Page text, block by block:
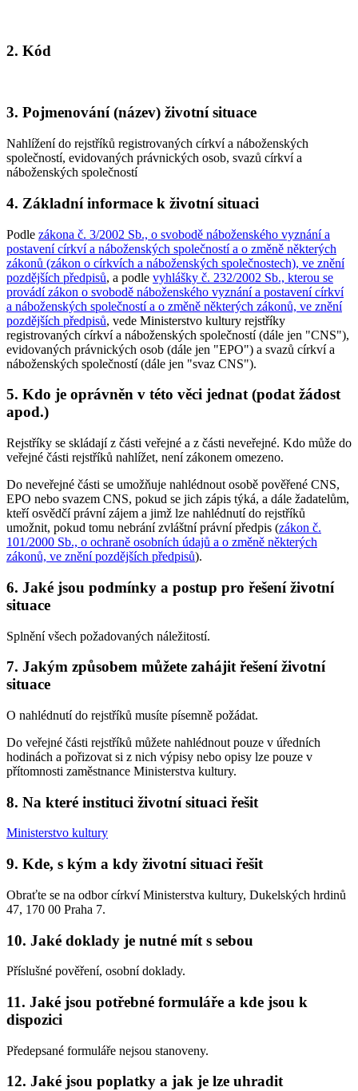
2. Kód
3. Pojmenování (název) životní situace
Nahlížení do rejstříků registrovaných církví a náboženských
společností, evidovaných právnických osob, svazů církví a
náboženských společností
4. Základní informace k životní situaci
Podle zákona č. 3/2002 Sb., o svobodě náboženského vyznání a
postavení církví a náboženských společností a o změně některých
zákonů (zákon o církvích a náboženských společnostech), ve znění
pozdějších předpisů, a podle vyhlášky č. 232/2002 Sb., kterou se
provádí zákon o svobodě náboženského vyznání a postavení církví
a náboženských společností a o změně některých zákonů, ve znění
pozdějších předpisů, vede Ministerstvo kultury rejstříky
registrovaných církví a náboženských společností (dále jen "CNS"),
evidovaných právnických osob (dále jen "EPO") a svazů církví a
náboženských společností (dále jen "svaz CNS").
5. Kdo je oprávněn v této věci jednat (podat žádost
apod.)
Rejstříky se skládají z části veřejné a z části neveřejné. Kdo může do
veřejné části rejstříků nahlížet, není zákonem omezeno.
Do neveřejné části se umožňuje nahlédnout osobě pověřené CNS,
EPO nebo svazem CNS, pokud se jich zápis týká, a dále žadatelům,
kteří osvědčí právní zájem a jimž lze nahlédnutí do rejstříků
umožnit, pokud tomu nebrání zvláštní právní předpis (zákon č.
101/2000 Sb., o ochraně osobních údajů a o změně některých
zákonů, ve znění pozdějších předpisů).
6. Jaké jsou podmínky a postup pro řešení životní
situace
Splnění všech požadovaných náležitostí.
7. Jakým způsobem můžete zahájit řešení životní
situace
O nahlédnutí do rejstříků musíte písemně požádat.
Do veřejné části rejstříků můžete nahlédnout pouze v úředních
hodinách a pořizovat si z nich výpisy nebo opisy lze pouze v
přítomnosti zaměstnance Ministerstva kultury.
8. Na které instituci životní situaci řešit
Ministerstvo kultury
9. Kde, s kým a kdy životní situaci řešit
Obraťte se na odbor církví Ministerstva kultury, Dukelských hrdinů
47, 170 00 Praha 7.
10. Jaké doklady je nutné mít s sebou
Příslušné pověření, osobní doklady.
11. Jaké jsou potřebné formuláře a kde jsou k
dispozici
Předepsané formuláře nejsou stanoveny.
12. Jaké jsou poplatky a jak je lze uhradit